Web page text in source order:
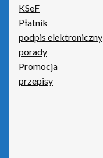
KSeF
Płatnik
podpis elektroniczny
porady
Promocja
przepisy